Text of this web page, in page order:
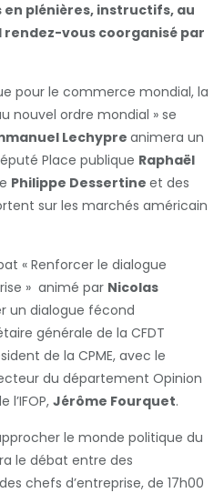
en plénières, instructifs, au
vous coorganisé par
pour le commerce mondial, la
nouvel ordre mondial » se
Lechypre animera un
Place publique Raphaël
Philippe Dessertine et des
sur les marchés américain
« Renforcer le dialogue
» animé par Nicolas
un dialogue fécond
générale de la CFDT
de la CPME, avec le
du département Opinion
Jérôme Fourquet.
le monde politique du
le débat entre des
chefs d’entreprise, de 17h00